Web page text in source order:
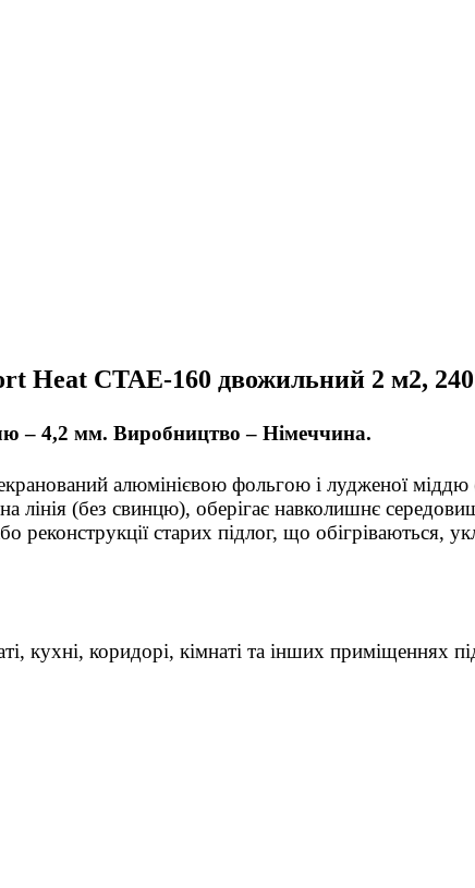
Heat CTAE-160 двожильний 2 м2,
– 4,2 мм. Виробництво – Німеччина.
алюмінієвою фольгою і лудженої міддю (з
лінія (без свинцю), оберігає навколишнє
реконструкції старих підлог, що обігріваються,
кухні, коридорі, кімнаті та інших приміщеннях